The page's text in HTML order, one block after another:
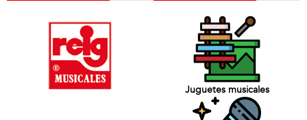
Juguetes musicales